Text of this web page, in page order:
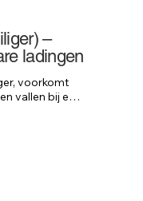
–
ladingen
voorkomt
vallen bij een
Het
voor